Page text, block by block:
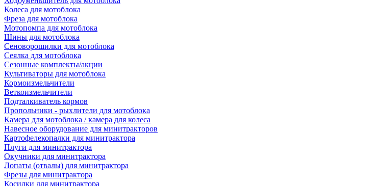
Колеса для мотоблока
Фреза для мотоблока
Мотопомпа для мотоблока
Шины для мотоблока
Сеноворошилки для мотоблока
Сеялка для мотоблока
Сезонные комплекты/акции
Культиваторы для мотоблока
Кормоизмельчители
Веткоизмельчители
Подталкиватель кормов
Пропольники - рыхлители для мотоблока
Камера для мотоблока / камера для колеса
Навесное оборудование для минитракторов
Картофелекопалки для минитрактора
Плуги для минитрактора
Окучники для минитрактора
Лопаты (отвалы) для минитрактора
Фрезы для минитрактора
Косилки для минитрактора